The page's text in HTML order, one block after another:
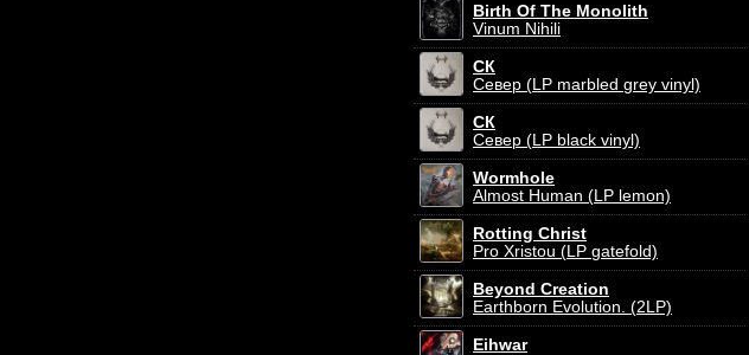
Birth Of The Monolith
Vinum Nihili
СК
Север (LP marbled grey vinyl)
СК
Север (LP black vinyl)
Wormhole
Almost Human (LP lemon)
Rotting Christ
Pro Xristou (LP gatefold)
Beyond Creation
Earthborn Evolution. (2LP)
Eihwar